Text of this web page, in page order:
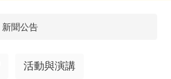
新聞公告
活動與演講